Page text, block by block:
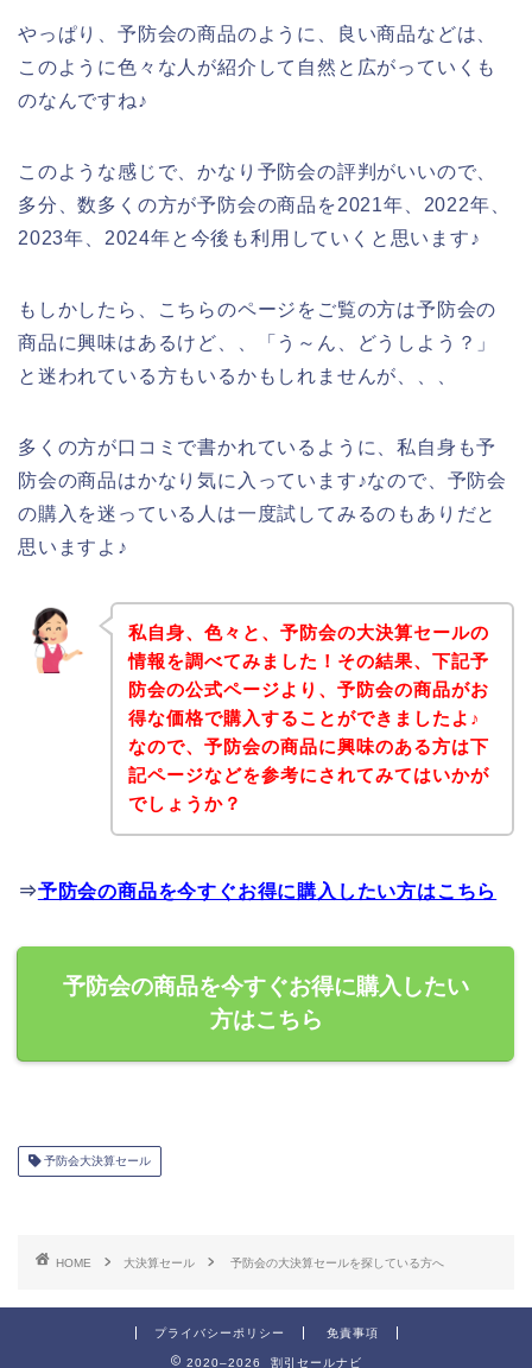
やっぱり、予防会の商品のように、良い商品などは、
このように色々な人が紹介して自然と広がっていくも
のなんですね♪
このような感じで、かなり予防会の評判がいいので、
多分、数多くの方が予防会の商品を2021年、2022年、
2023年、2024年と今後も利用していくと思います♪
もしかしたら、こちらのページをご覧の方は予防会の
商品に興味はあるけど、、「う～ん、どうしよう？」
と迷われている方もいるかもしれませんが、、、
多くの方が口コミで書かれているように、私自身も予
防会の商品はかなり気に入っています♪なので、予防会
の購入を迷っている人は一度試してみるのもありだと
思いますよ♪
私自身、色々と、予防会の大決算セールの
情報を調べてみました！その結果、下記予
防会の公式ページより、予防会の商品がお
得な価格で購入することができましたよ♪
なので、予防会の商品に興味のある方は下
記ページなどを参考にされてみてはいかが
でしょうか？
⇒予防会の商品を今すぐお得に購入したい方はこちら
予防会の商品を今すぐお得に購入したい
方はこちら
予防会大決算セール
HOME 大決算セール 予防会の大決算セールを探している方へ
プライバシーポリシー 免責事項
2020–2026 割引セールナビ